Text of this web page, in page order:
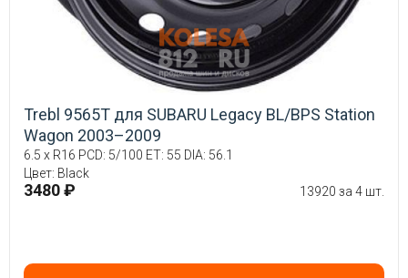
Trebl 9565T для SUBARU Legacy BL/BPS Station
Wagon 2003–2009
6.5 x R16 PCD: 5/100 ET: 55 DIA: 56.1
Цвет: Black
3480 ₽ 13920 за 4 шт.